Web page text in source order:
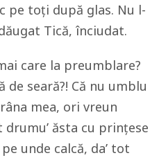
pe toți după glas. Nu l-
Tică, înciudat.
care la preumblare?
de seară?! Că nu umblu
mea, ori vreun
drumu’ ăsta cu prințese
unde calcă, da’ tot